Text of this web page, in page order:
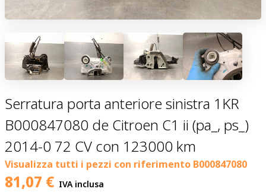
Serratura porta anteriore sinistra 1KR
B000847080 de Citroen C1 ii (pa_, ps_)
2014-0 72 CV con 123000 km
Visualizza tutti i pezzi con riferimento B000847080
81,07 € IVA inclusa